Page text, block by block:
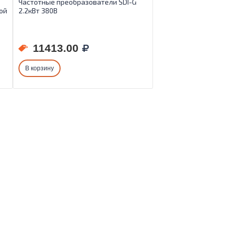
Частотные преобразователи SDI-G
2.2кВт 380B
11413.00
В корзину